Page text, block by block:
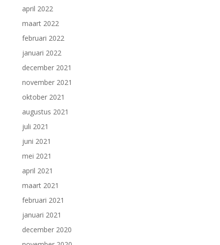
april 2022
maart 2022
februari 2022
januari 2022
december 2021
november 2021
oktober 2021
augustus 2021
juli 2021
juni 2021
mei 2021
april 2021
maart 2021
februari 2021
januari 2021
december 2020